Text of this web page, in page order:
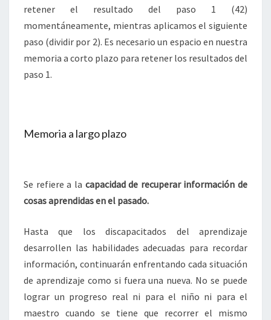
retener el resultado del paso 1 (42)
momentáneamente, mientras aplicamos el siguiente
paso (dividir por 2). Es necesario un espacio en nuestra
memoria a corto plazo para retener los resultados del
paso 1.
Memoria a largo plazo
Se refiere a la capacidad de recuperar información de
cosas aprendidas en el pasado.
Hasta que los discapacitados del aprendizaje
desarrollen las habilidades adecuadas para recordar
información, continuarán enfrentando cada situación
de aprendizaje como si fuera una nueva. No se puede
lograr un progreso real ni para el niño ni para el
maestro cuando se tiene que recorrer el mismo